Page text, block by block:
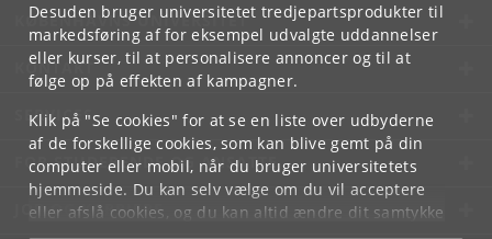
Desuden bruger universitetet tredjepartsprodukter til
markedsføring af for eksempel udvalgte uddannelser
eller kurser, til at personalisere annoncer og til at
følge op på effekten af kampagner.
Klik på "Se cookies" for at se en liste over udbyderne
af de forskellige cookies, som kan blive gemt på din
computer eller mobil, når du bruger universitetets
hjemmeside. Du kan selv vælge om du vil acceptere
eller afslå cookies, og du kan altid ændre dit samtykke
KØBENHAVNS UNIVERSITET
KONTAKT
SERVICES
FOR STUDERENDE OG ANSATTE
JOB OG KARRIERE